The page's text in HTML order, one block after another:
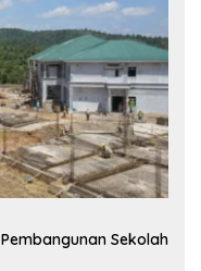
Sekolah